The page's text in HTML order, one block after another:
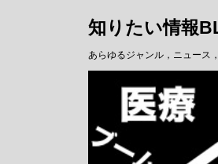
知りたい情報
あらゆるジャンル，ニュース